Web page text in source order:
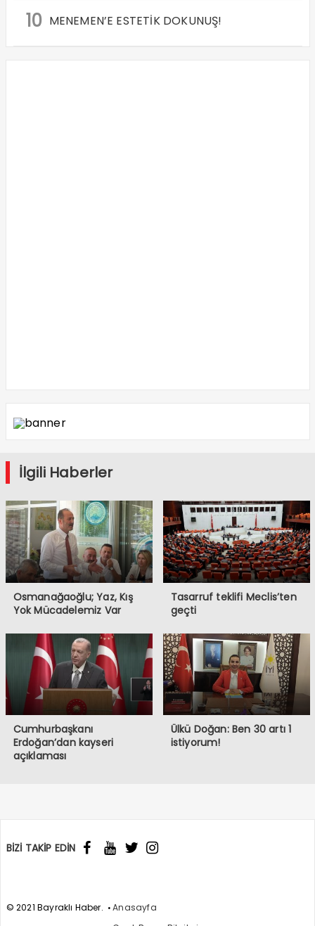
10 MENEMEN’E ESTETİK DOKUNUŞ!
İlgili Haberler
Osmanağaoğlu; Yaz, Kış
Yok Mücadelemiz Var
Tasarruf teklifi Meclis’ten
geçti
Cumhurbaşkanı
Erdoğan’dan kayseri
açıklaması
Ülkü Doğan: Ben 30 artı 1
istiyorum!
BİZİ TAKİP EDİN
© 2021 Bayraklı Haber.
Anasayfa